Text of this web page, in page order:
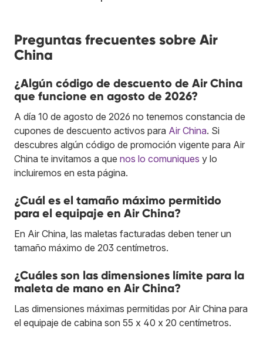
Preguntas frecuentes sobre Air
China
¿Algún código de descuento de Air China
que funcione en agosto de 2026?
A día 10 de agosto de 2026 no tenemos constancia de
cupones de descuento activos para Air China. Si
descubres algún código de promoción vigente para Air
China te invitamos a que nos lo comuniques y lo
incluiremos en esta página.
¿Cuál es el tamaño máximo permitido
para el equipaje en Air China?
En Air China, las maletas facturadas deben tener un
tamaño máximo de 203 centímetros.
¿Cuáles son las dimensiones límite para la
maleta de mano en Air China?
Las dimensiones máximas permitidas por Air China para
el equipaje de cabina son 55 x 40 x 20 centímetros.